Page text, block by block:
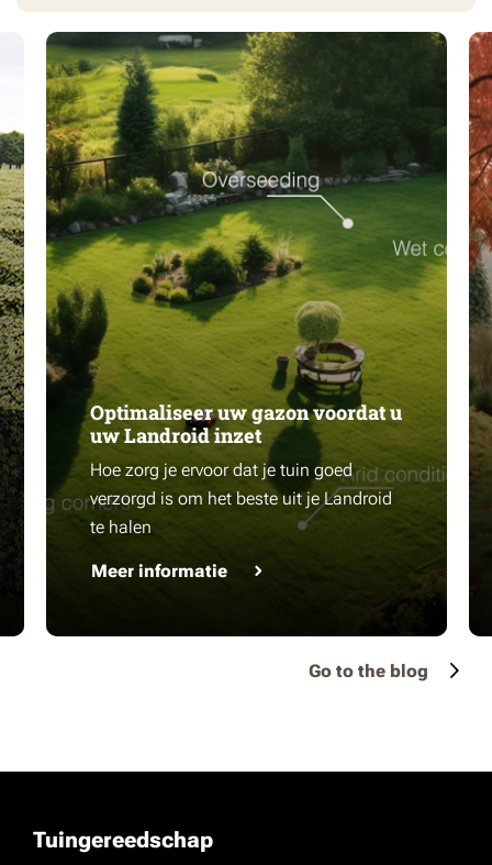
Optimaliseer uw gazon voordat u
uw Landroid inzet
Hoe zorg je ervoor dat je tuin goed
verzorgd is om het beste uit je Landroid
te halen
Meer informatie
Go to the blog
Tuingereedschap